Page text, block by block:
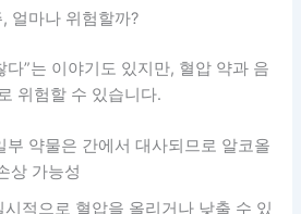
얼마나 위험할까?
다”는 이야기도 있지만, 혈압 약과 음
위험할 수 있습니다.
부 약물은 간에서 대사되므로 알코올
상 가능성
시적으로 혈압을 올리거나 낮출 수 있